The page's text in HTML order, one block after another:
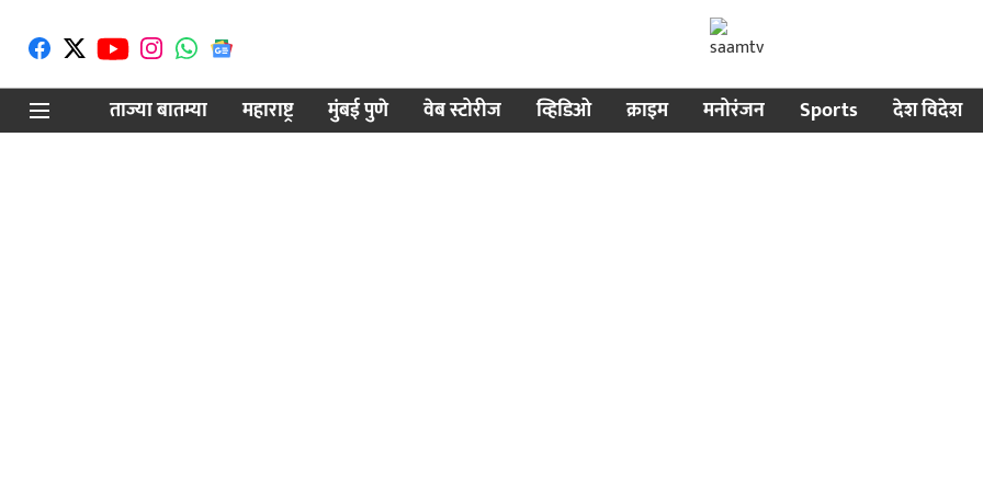
ताज्या बातम्या महाराष्ट्र मुंबई पुणे वेब स्टोरीज व्हिडिओ क्राइम मनोरंजन Sports देश विदेश